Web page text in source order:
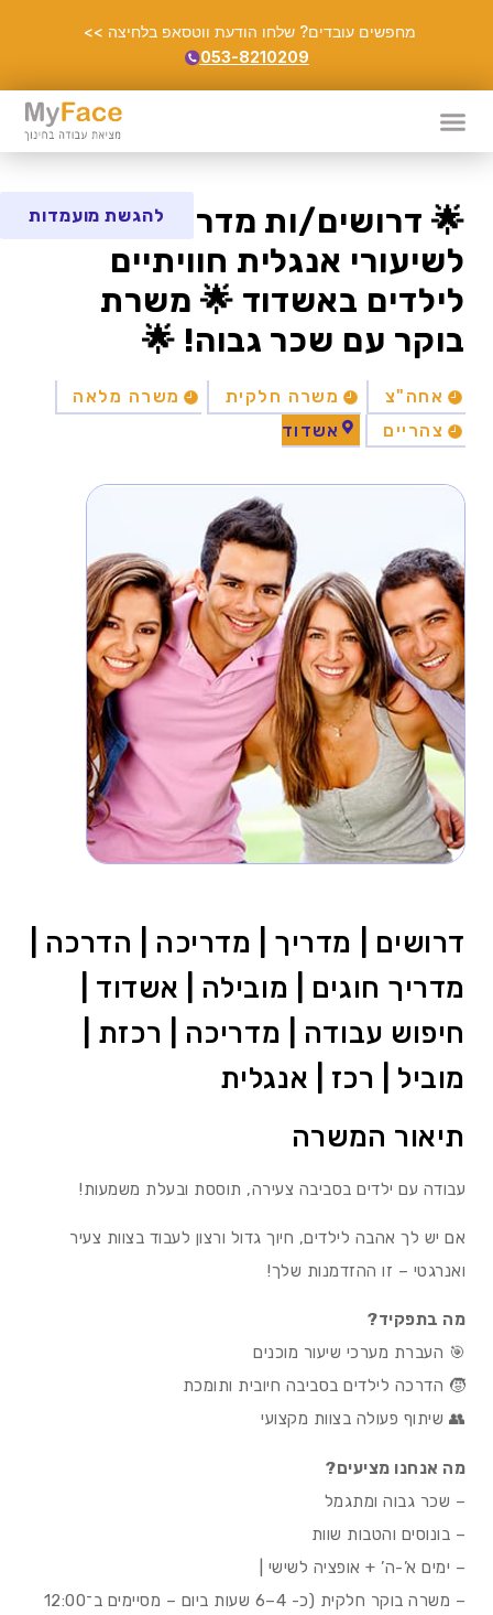
מחפשים עובדים? שלחו הודעת ווטסאפ בלחיצה >>
053-8210209
🌟 דרושים/ות מדריכים/ות
לשיעורי אנגלית חוויתיים
לילדים באשדוד 🌟 משרת
בוקר עם שכר גבוה! 🌟
אחה"צ משרה חלקית
משרה מלאה
צהריים
אשדוד
להגשת מועמדות
דרושים | מדריך | מדריכה | הדרכה |
מדריך חוגים | מובילה | אשדוד |
חיפוש עבודה | מדריכה | רכזת |
מוביל | רכז | אנגלית
תיאור המשרה
עבודה עם ילדים בסביבה צעירה, תוססת ובעלת משמעות!
אם יש לך אהבה לילדים, חיוך גדול ורצון לעבוד בצוות צעיר
ואנרגטי – זו ההזדמנות שלך!
מה בתפקיד?
🎯 העברת מערכי שיעור מוכנים
🧒 הדרכה לילדים בסביבה חיובית ותומכת
👥 שיתוף פעולה בצוות מקצועי
מה אנחנו מציעים?
– שכר גבוה ומתגמל
– בונוסים והטבות שוות
– ימים א’-ה’ + אופציה לשישי |
– משרה בוקר חלקית (כ- 4–6 שעות ביום – מסיימים ב־12:00